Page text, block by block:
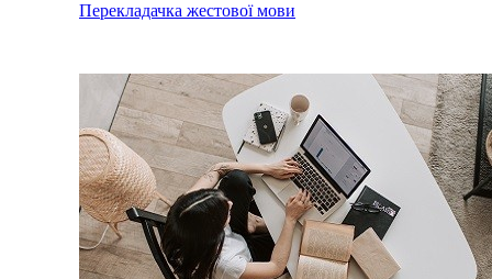
Перекладачка жестової мови